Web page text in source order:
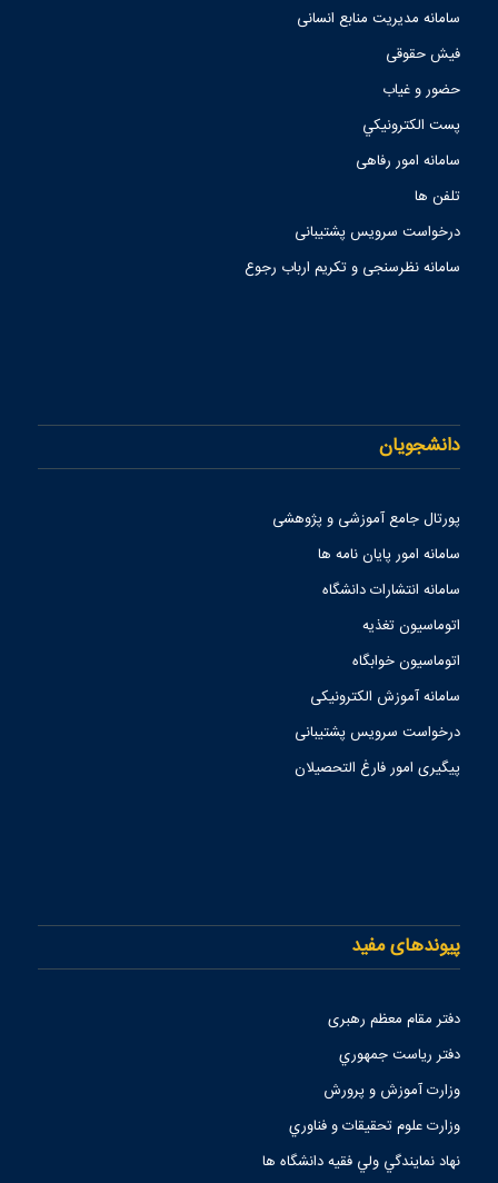
سامانه مدیریت منابع انسانی
فیش حقوقی
حضور و غیاب
پست الكترونيكي
سامانه امور رفاهی
تلفن ها
درخواست سرویس پشتیبانی
سامانه نظرسنجی و تکریم ارباب رجوع
دانشجویان
پورتال جامع آموزشی و پژوهشی
سامانه امور پایان نامه ها
سامانه انتشارات دانشگاه
اتوماسیون تغذیه
اتوماسیون خوابگاه
سامانه آموزش الکترونیکی
درخواست سرویس پشتیبانی
پیگیری امور فارغ التحصیلان
پیوندهای مفید
دفتر مقام معظم رهبری
دفتر رياست جمهوري
وزارت آموزش و پرورش
وزارت علوم تحقيقات و فناوري
نهاد نمايندگي ولي فقيه دانشگاه ها